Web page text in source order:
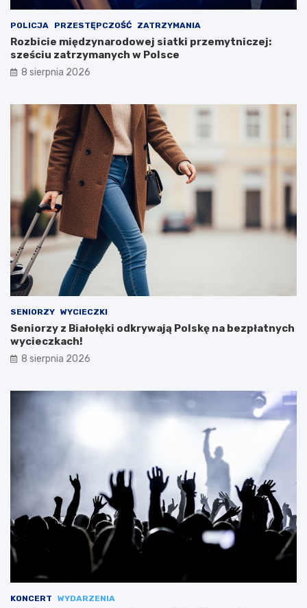
POLICJA PRZESTĘPCZOŚĆ ZATRZYMANIA
Rozbicie międzynarodowej siatki przemytniczej:
sześciu zatrzymanych w Polsce
8 sierpnia 2026
SENIORZY WYCIECZKI
Seniorzy z Białołęki odkrywają Polskę na bezpłatnych
wycieczkach!
8 sierpnia 2026
KONCERT WYDARZENIA